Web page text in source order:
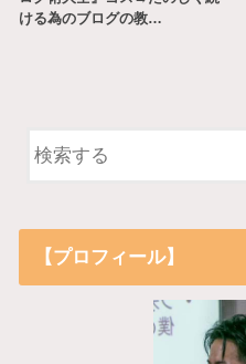
ける為のブログの教…
【プロフィール】